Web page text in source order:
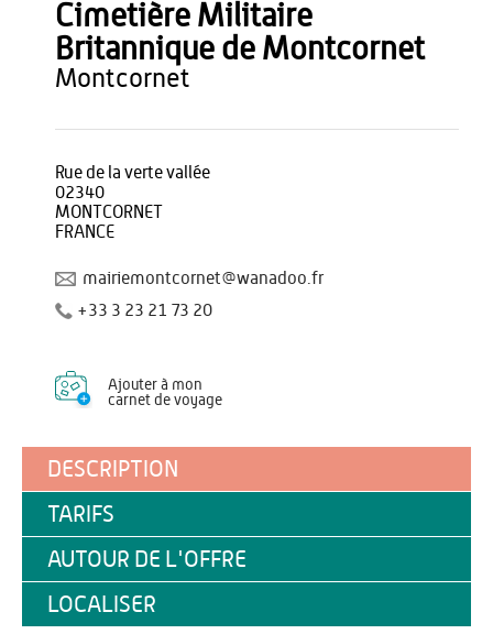
Cimetière Militaire
Britannique de Montcornet
montcornet
Rue de la verte vallée
02340
MONTCORNET
FRANCE
mairiemontcornet@wanadoo.fr
+33 3 23 21 73 20
Ajouter à mon
carnet de voyage
DESCRIPTION
TARIFS
AUTOUR DE L'OFFRE
LOCALISER